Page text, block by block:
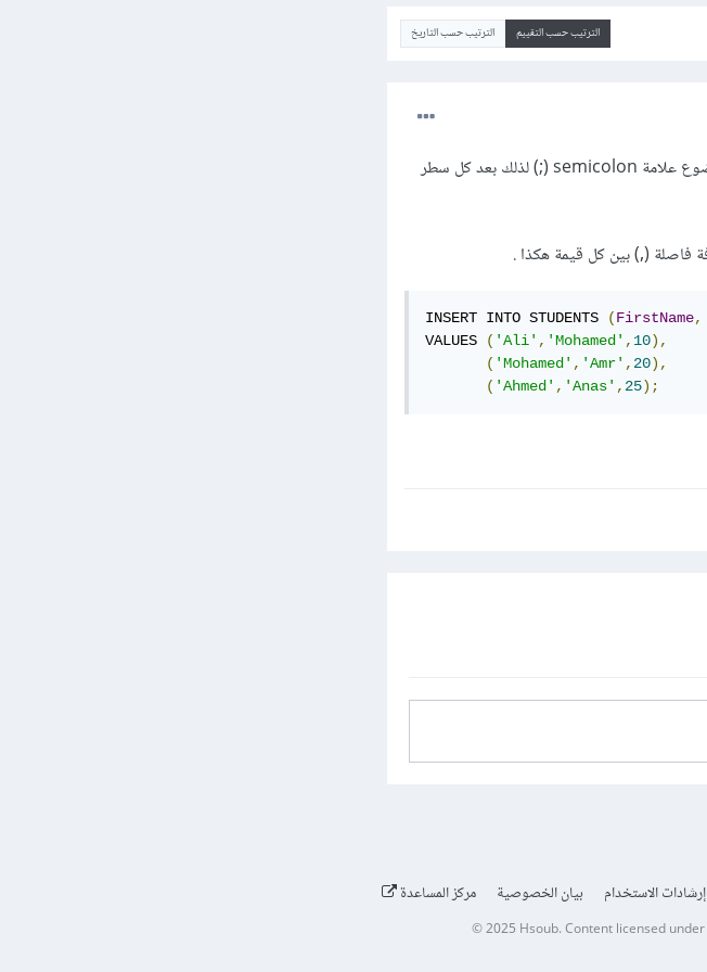
الترتيب حسب التقييم الترتيب حسب التاريخ
إن فى لغة SQL عند كتابة جملة أو تنفيذ أمر معين يجب إنهاء ذلك الأمر بضوع علامة semicolon (;) لذلك بعد كل سطر
INSERT INTO STUDENTS (FirstName,
VALUES
( 'Ali' , 'Mohamed' , 10),
( 'Mohamed' , 'Amr' , 20),
( 'Ahmed' , 'Anas' , 25);
إرشادات الاستخدام بيان الخصوصية مركز المساعدة
© 2025 Hsoub.Content licensed under